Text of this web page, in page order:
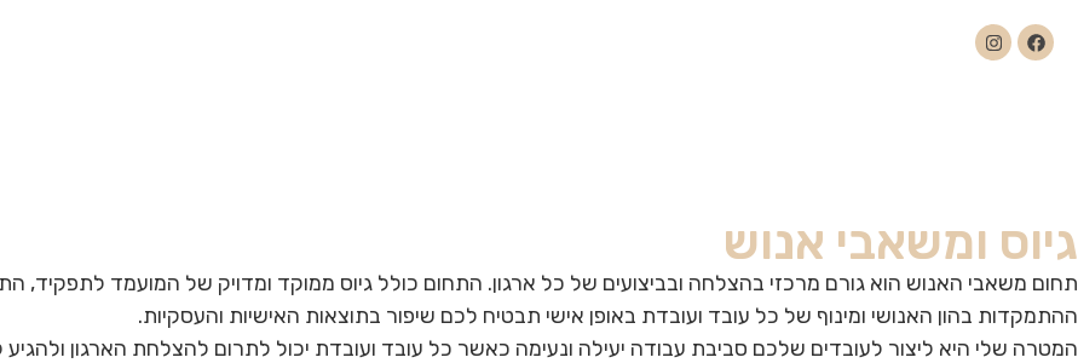
גיוס ומשאבי אנוש
תחום משאבי האנוש הוא גורם מרכזי בהצלחה ובביצועים של כל ארגון. התחום כולל גיוס ממוקד ומדויק של המועמד לתפקיד,
ההתמקדות בהון האנושי ומינוף של כל עובד ועובדת באופן אישי תבטיח לכם שיפור בתוצאות האישיות והעסקיות.
המטרה שלי היא ליצור לעובדים שלכם סביבת עבודה יעילה ונעימה כאשר כל עובד ועובדת יכול לתרום להצלחת הארגון ולהגיע